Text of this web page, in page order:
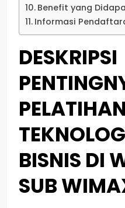
Benefit yang
Informasi
DESKRIPSI
PELATIHAN
BISNIS DI
SUB